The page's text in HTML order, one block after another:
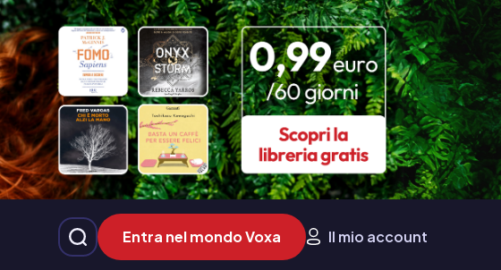
Entra nel mondo Voxa Il mio account